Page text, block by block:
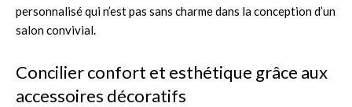
personnalisé qui n’est pas sans charme dans la conception d’un
salon convivial.
Concilier confort et esthétique grâce aux
accessoires décoratifs